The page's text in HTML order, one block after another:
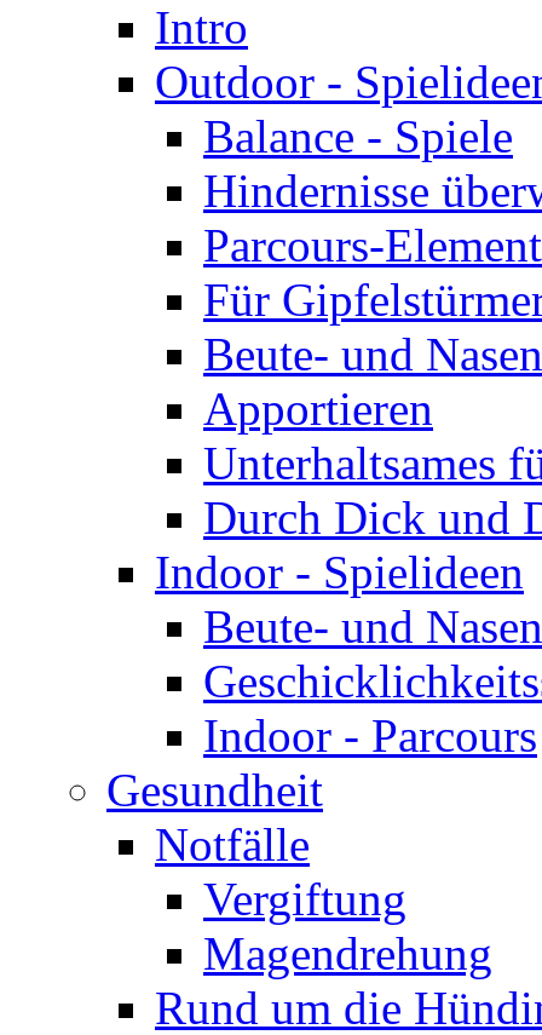
Intro
Outdoor -
Balance - Spiele
Hindernisse
Parcours-
Für
Beute- und
Apportieren
Unterhaltsames
Durch Dick und
Indoor - Spielideen
Beute- und
Indoor - Parcours
Gesundheit
Notfälle
Vergiftung
Magendrehung
Rund um die